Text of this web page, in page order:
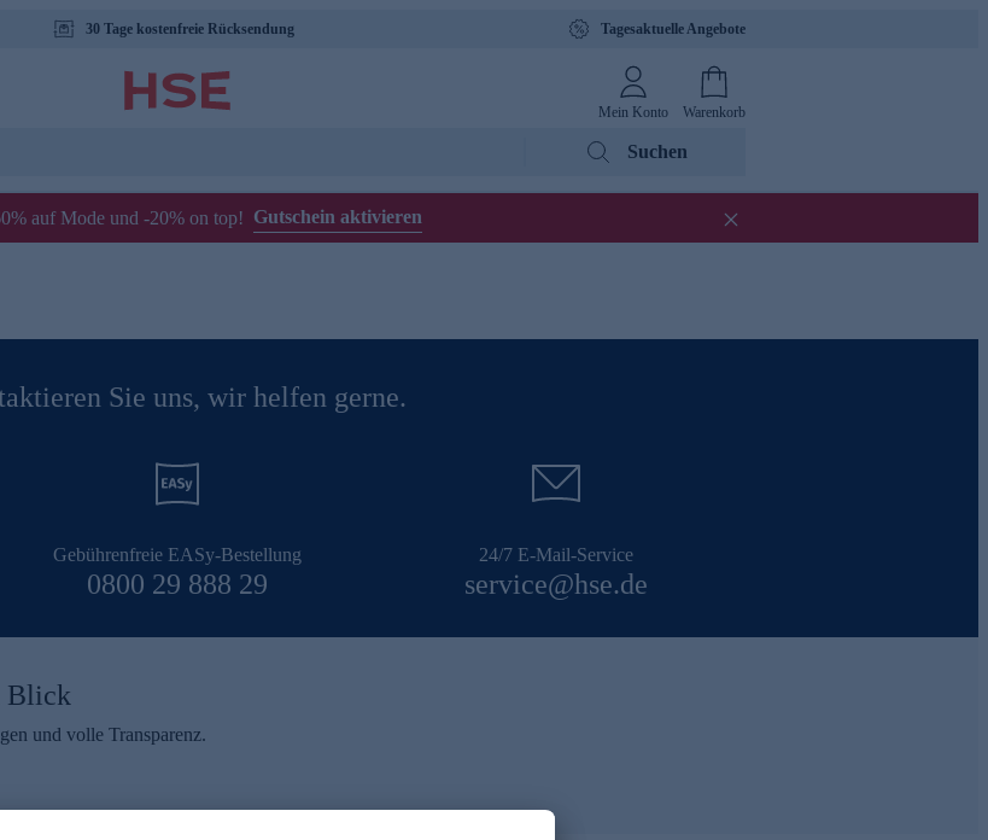
30 Tage kostenfreie Rücksendung Tagesaktuelle Angebote
Mein Konto Warenkorb
Suchen
auf Mode und -20% on top! Gutschein aktivieren
Sie uns, wir helfen gerne.
Gebührenfreie EASy-Bestellung
0800 29 888 29
24/7 E-Mail-Service
service@hse.de
Blick
und volle Transparenz.